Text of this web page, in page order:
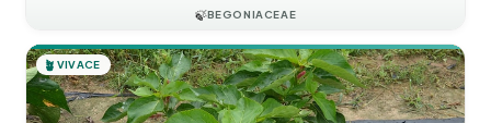
🍃BEGONIACEAE
🪴 VIVACE